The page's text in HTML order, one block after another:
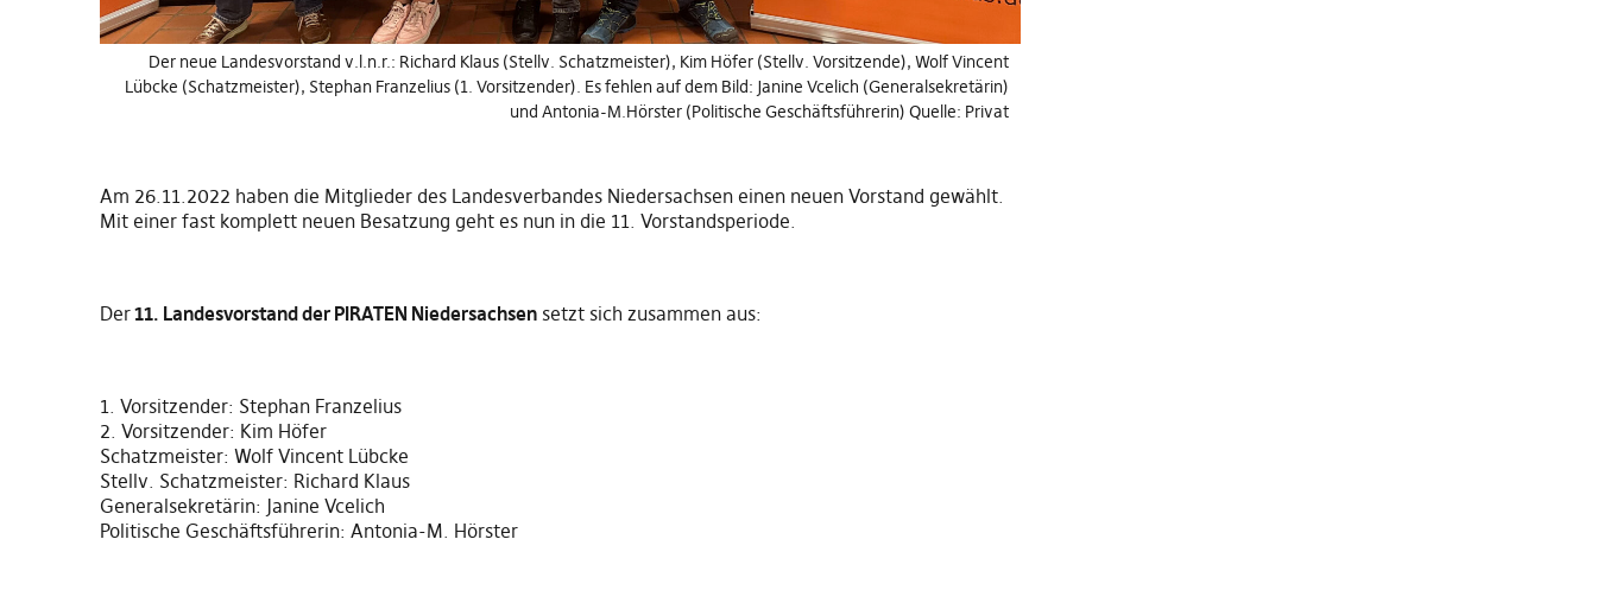
Der neue Landesvorstand v.l.n.r.: Richard Klaus (Stellv. Schatzmeister), Kim Höfer (Stellv. Vorsitzende), Wolf Vincent
Lübcke (Schatzmeister), Stephan Franzelius (1. Vorsitzender). Es fehlen auf dem Bild: Janine Vcelich (Generalsekretärin)
und Antonia-M.Hörster (Politische Geschäftsführerin) Quelle: Privat
Am 26.11.2022 haben die Mitglieder des Landesverbandes Niedersachsen einen neuen Vorstand gewählt.
Mit einer fast komplett neuen Besatzung geht es nun in die 11. Vorstandsperiode.
Der11. Landesvorstand der PIRATEN Niedersachsen setzt sich zusammen aus:
1. Vorsitzender: Stephan Franzelius
2. Vorsitzender: Kim Höfer
Schatzmeister: Wolf Vincent Lübcke
Stellv. Schatzmeister: Richard Klaus
Generalsekretärin: Janine Vcelich
Politische Geschäftsführerin: Antonia-M. Hörster